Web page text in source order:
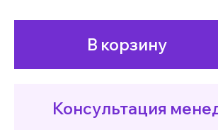
В корзину
Консультация